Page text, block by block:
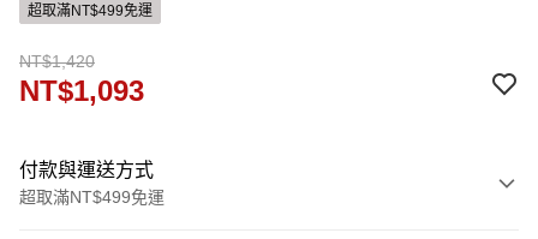
超取滿NT$499免運
NT$1,420
NT$1,093
付款與運送方式
超取滿NT$499免運